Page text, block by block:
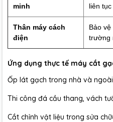
minh
liên tục
Thân máy cách
điện
Bảo
trường
Ứng dụng thực tế máy cắt
Ốp lát gạch trong nhà và
Thi công đá cầu thang, vách
Cắt chỉnh vật liệu trong sửa